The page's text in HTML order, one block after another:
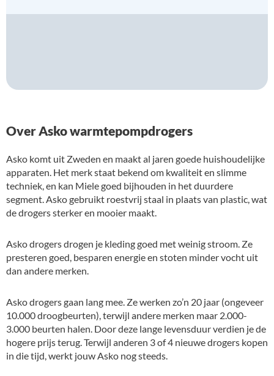
Over Asko warmtepompdrogers
Asko komt uit Zweden en maakt al jaren goede huishoudelijke
apparaten. Het merk staat bekend om kwaliteit en slimme
techniek, en kan Miele goed bijhouden in het duurdere
segment. Asko gebruikt roestvrij staal in plaats van plastic, wat
de drogers sterker en mooier maakt.
Asko drogers drogen je kleding goed met weinig stroom. Ze
presteren goed, besparen energie en stoten minder vocht uit
dan andere merken.
Asko drogers gaan lang mee. Ze werken zo’n 20 jaar (ongeveer
10.000 droogbeurten), terwijl andere merken maar 2.000-
3.000 beurten halen. Door deze lange levensduur verdien je de
hogere prijs terug. Terwijl anderen 3 of 4 nieuwe drogers kopen
in die tijd, werkt jouw Asko nog steeds.